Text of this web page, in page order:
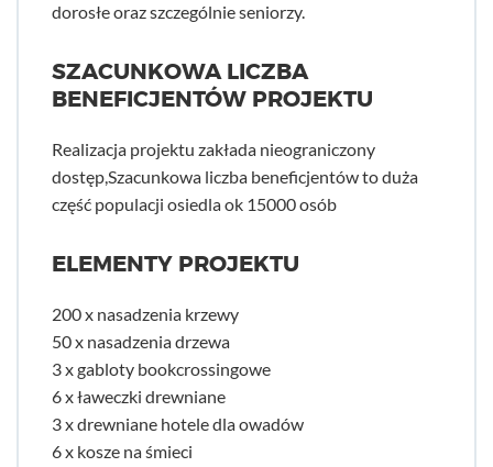
dorosłe oraz szczególnie seniorzy.
SZACUNKOWA LICZBA
BENEFICJENTÓW PROJEKTU
Realizacja projektu zakłada nieograniczony
dostęp,Szacunkowa liczba beneficjentów to duża
część populacji osiedla ok 15000 osób
ELEMENTY PROJEKTU
200 x nasadzenia krzewy
50 x nasadzenia drzewa
3 x gabloty bookcrossingowe
6 x ławeczki drewniane
3 x drewniane hotele dla owadów
6 x kosze na śmieci